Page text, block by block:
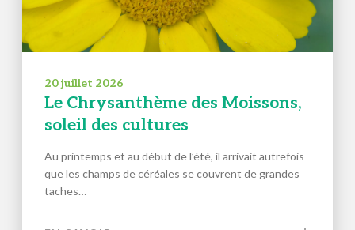
20 juillet 2026
Le Chrysanthème des Moissons,
soleil des cultures
Au printemps et au début de l’été, il arrivait autrefois
que les champs de céréales se couvrent de grandes
taches…